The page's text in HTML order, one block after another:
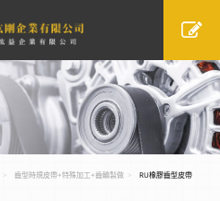
齒型時規皮帶+特殊加工+齒輪製做 RU橡膠齒型皮帶